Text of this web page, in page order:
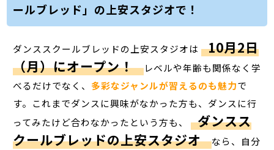
ールブレッド」の上安スタジオで！
ダンススクールブレッドの上安スタジオは 10月2日
（月）にオープン！ レベルや年齢も関係なく学
べるだけでなく、 多彩なジャンルが習えるのも魅力で
す。これまでダンスに興味がなかった方も、ダンスに行
ってみたけど合わなかったという方も、 ダンスス
クールブレッドの上安スタジオ なら、自分